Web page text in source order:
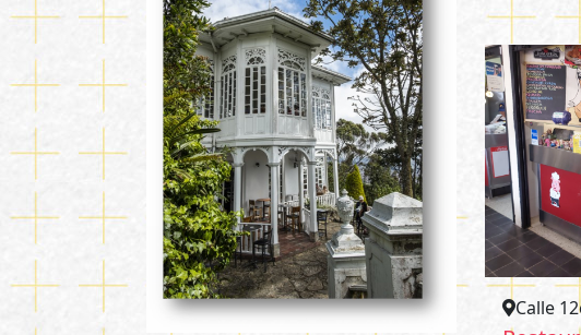
Calle